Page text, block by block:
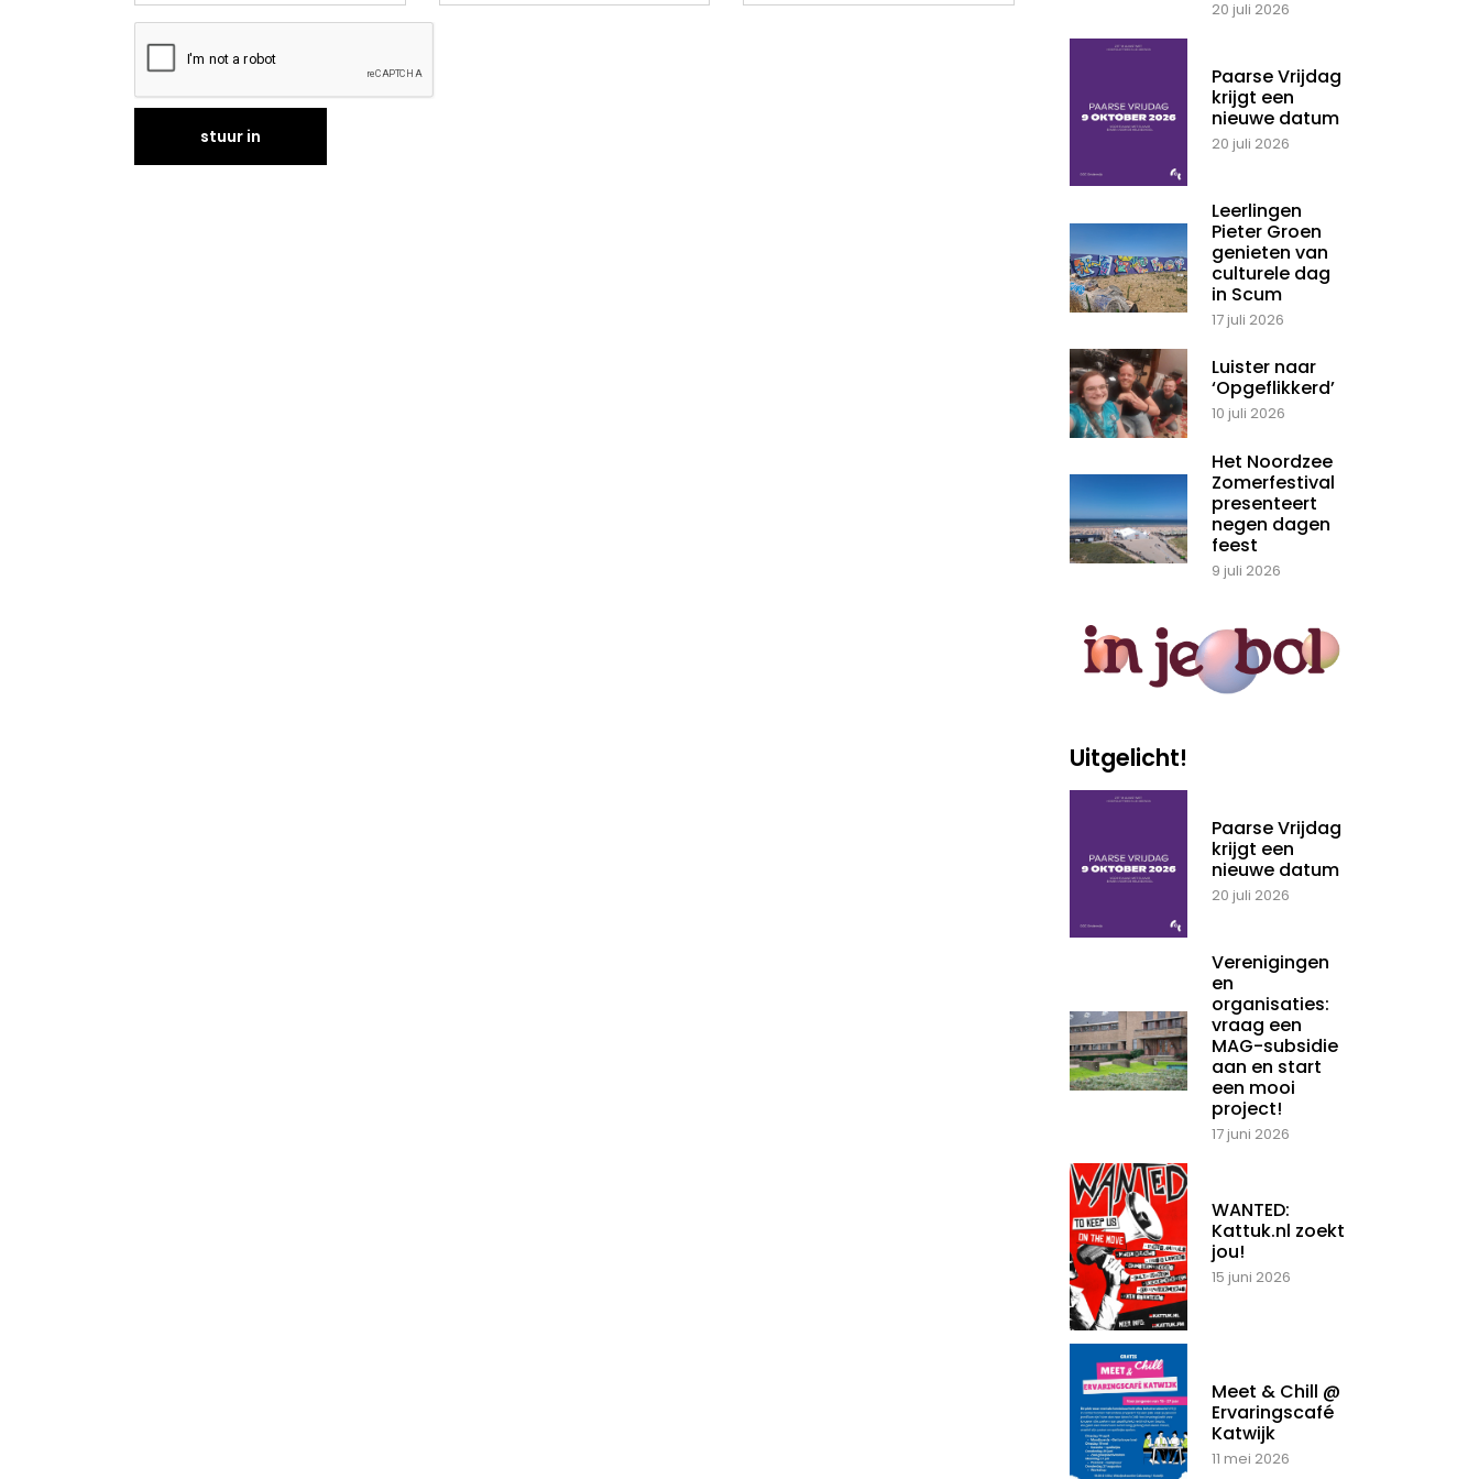
20 juli 2026
Paarse Vrijdag
krijgt een
nieuwe datum
20 juli 2026
Leerlingen
Pieter Groen
genieten van
culturele dag
in Scum
17 juli 2026
Luister naar
‘Opgeflikkerd’
10 juli 2026
Het Noordzee
Zomerfestival
presenteert
negen dagen
feest
9 juli 2026
Uitgelicht!
Paarse Vrijdag
krijgt een
nieuwe datum
20 juli 2026
Verenigingen
en
organisaties:
vraag een
MAG-subsidie
aan en start
een mooi
project!
17 juni 2026
WANTED:
Kattuk.nl zoekt
jou!
15 juni 2026
Meet & Chill @
Ervaringscafé
Katwijk
11 mei 2026